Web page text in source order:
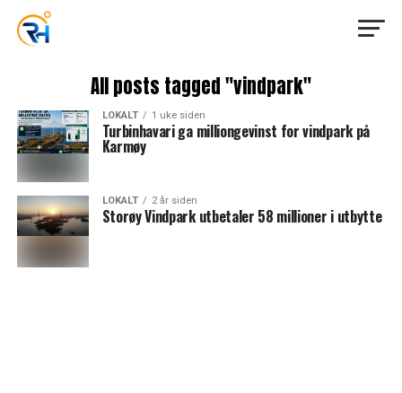
All posts tagged "vindpark"
LOKALT 1 uke siden
Turbinhavari ga milliongevinst for vindpark på
Karmøy
LOKALT 2 år siden
Storøy Vindpark utbetaler 58 millioner i utbytte